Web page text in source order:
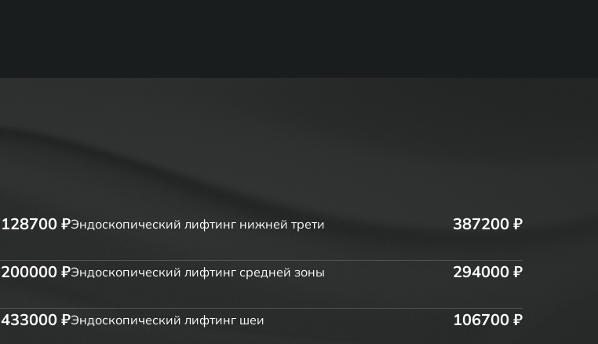
128700 ₽
200000 ₽
433000 ₽
Эндоскопический лифтинг нижней трети 387200 ₽
Эндоскопический лифтинг средней зоны 294000 ₽
Эндоскопический лифтинг шеи 106700 ₽